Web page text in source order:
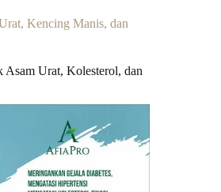
Kencing Manis, dan
Asam Urat, Kolesterol, dan